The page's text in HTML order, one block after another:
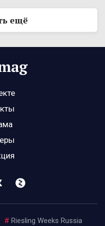
ещё
# Riesling Weeks Russia